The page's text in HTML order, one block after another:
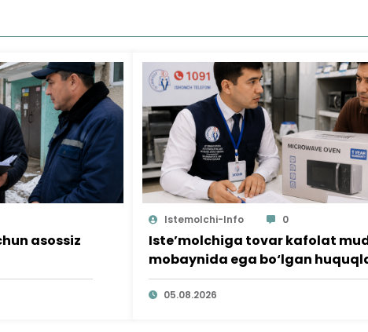
asossiz
Istemolchi-Info 0
Iste’molchiga tovar kafolat
mobaynida ega bo‘lgan
ta’minlab berildi
05.08.2026